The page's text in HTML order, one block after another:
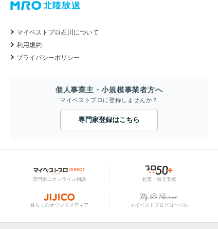
マイベストプロ石川について
利用規約
プライバシーポリシー
個人事業主・小規模事業者方へ
マイベストプロに登録しませんか？
専門家登録はこちら
専門家にオンライン相談 起業・独立支援
暮らしのオウンドメディア マイベストプログローバル